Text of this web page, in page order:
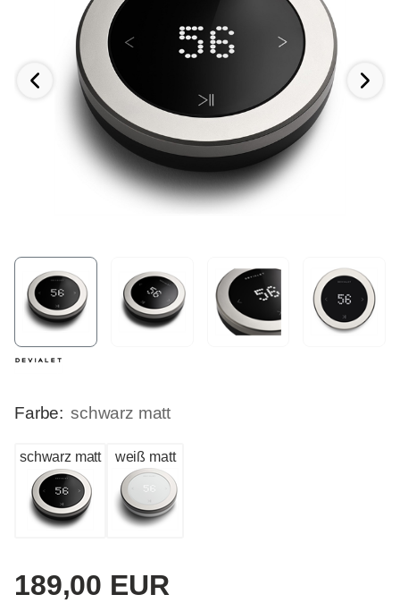
Farbe: schwarz matt
schwarz matt weiß matt
189,00 EUR